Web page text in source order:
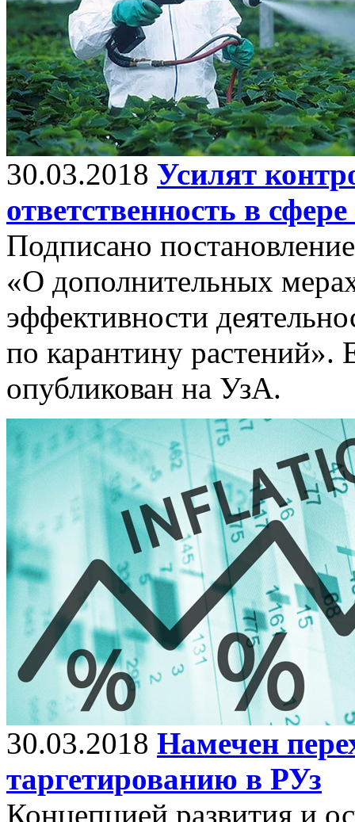
30.03.2018 Усилят
ответственность в
Подписано
«О дополнительных
эффективности
по карантину растений».
опубликован на УзА.
30.03.2018 Намечен
таргетированию в РУз
Концепцией развития и